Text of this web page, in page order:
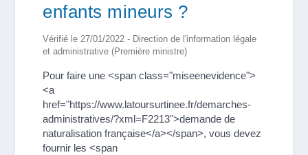
enfants mineurs ?
Vérifié le 27/01/2022 - Direction de l'information légale
et administrative (Première ministre)
Pour faire une <span class="miseenevidence">
<a
href="https://www.latoursurtinee.fr/demarches-
administratives/?xml=F2213">demande de
naturalisation française</a></span>, vous devez
fournir les <span